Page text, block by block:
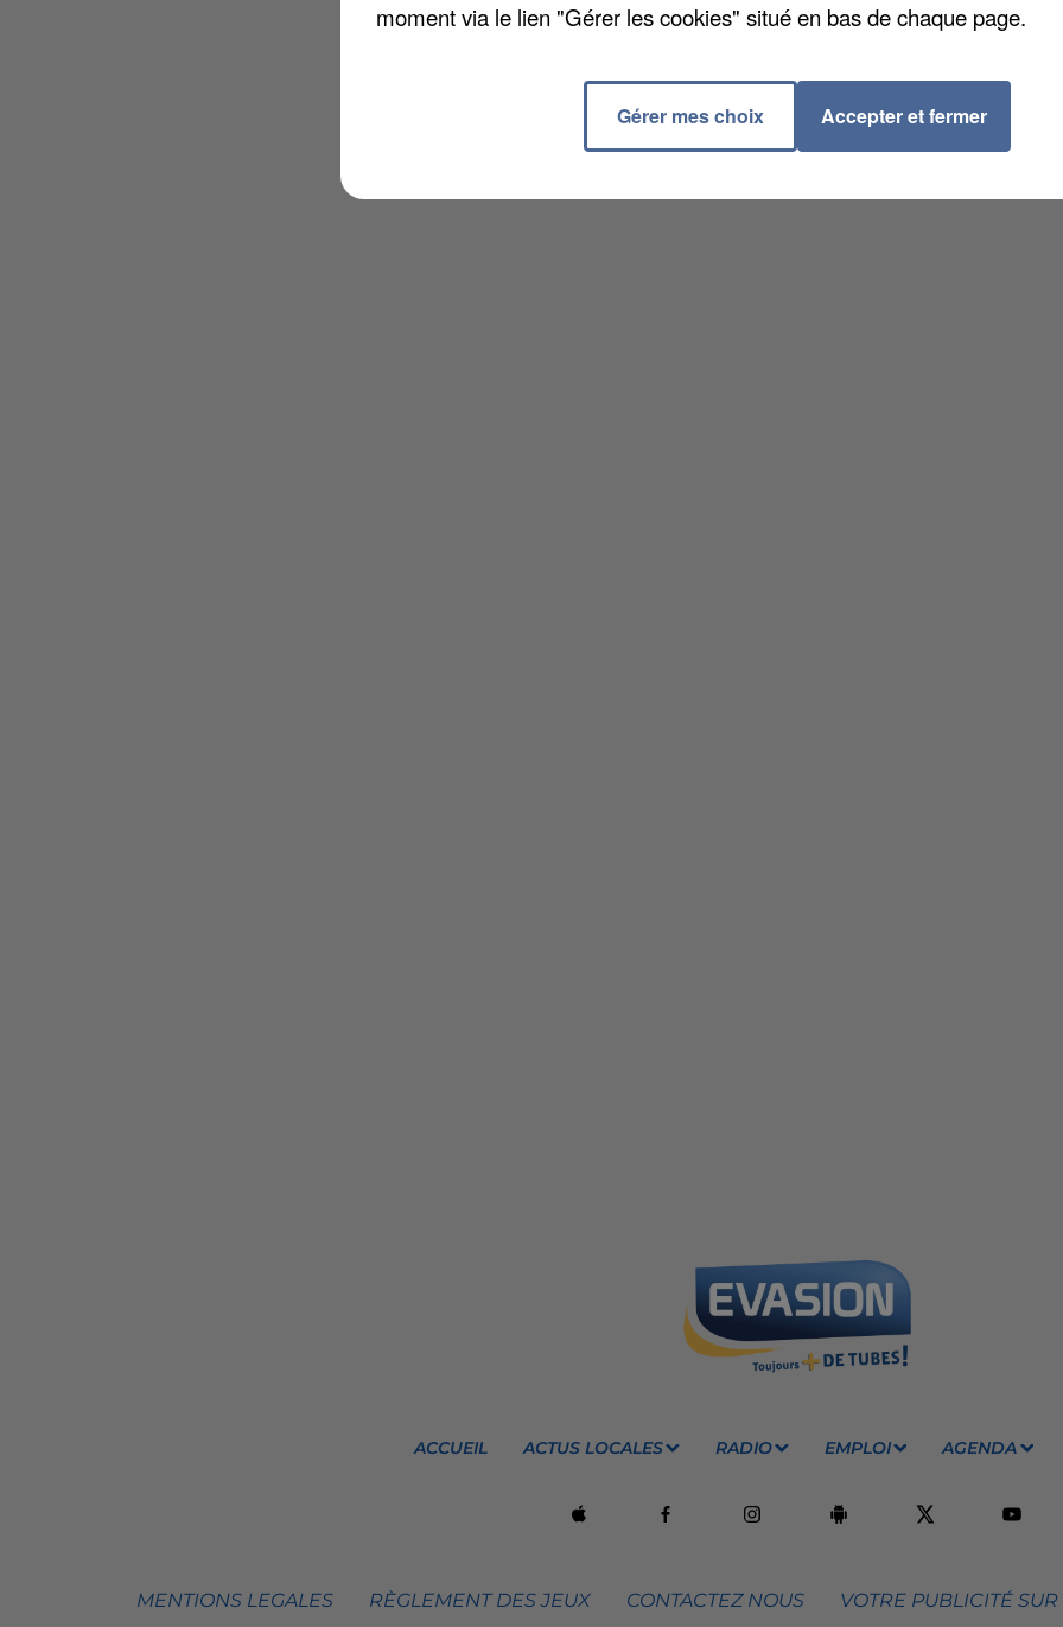
ACCUEIL ACTUS LOCALES RADIO EMPLOI AGENDA
MENTIONS LEGALES RÈGLEMENT DES JEUX CONTACTEZ NOUS VOTRE PUBLICITÉ
moment via le lien "Gérer les cookies" situé en bas de chaque page.
Gérer mes choix Accepter et fermer